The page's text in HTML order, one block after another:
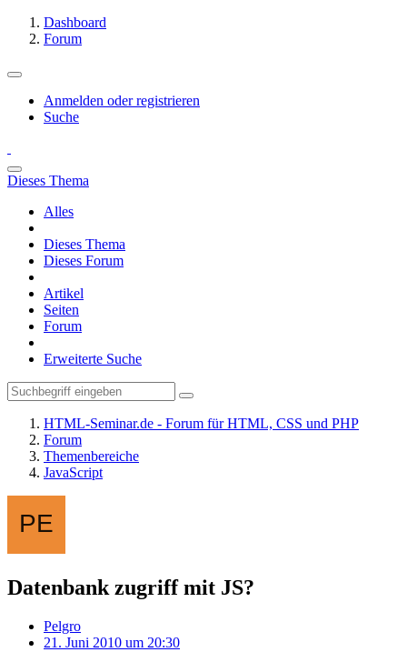
Dashboard
Forum
Anmelden oder registrieren
Suche
Dieses Thema
Alles
Dieses Thema
Dieses Forum
Artikel
Seiten
Forum
Erweiterte Suche
HTML-Seminar.de - Forum für HTML, CSS und PHP
Forum
Themenbereiche
JavaScript
Datenbank zugriff mit JS?
Pelgro
21. Juni 2010 um 20:30